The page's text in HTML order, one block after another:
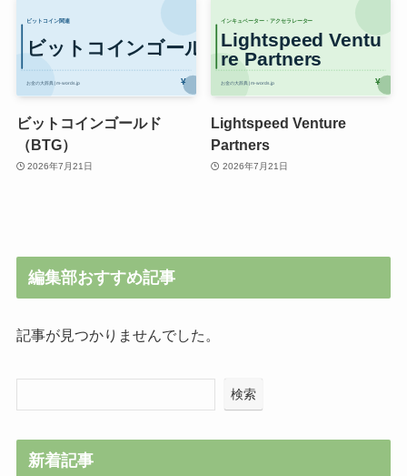
ビットコインゴールド
（BTG）
2026年7月21日
Lightspeed Venture
Partners
2026年7月21日
編集部おすすめ記事
記事が見つかりませんでした。
検索
新着記事